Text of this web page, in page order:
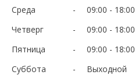
Среда
09:00
18:00
Четверг
09:00
18:00
Пятница
09:00
18:00
Суббота
Выходной